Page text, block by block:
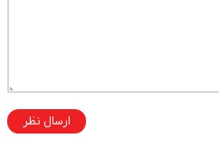
ارسال نظر